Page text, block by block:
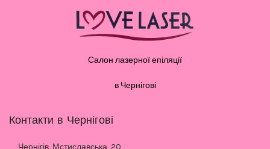
Салон лазерної епіляції
в Чернігові
Контакти в Чернігові